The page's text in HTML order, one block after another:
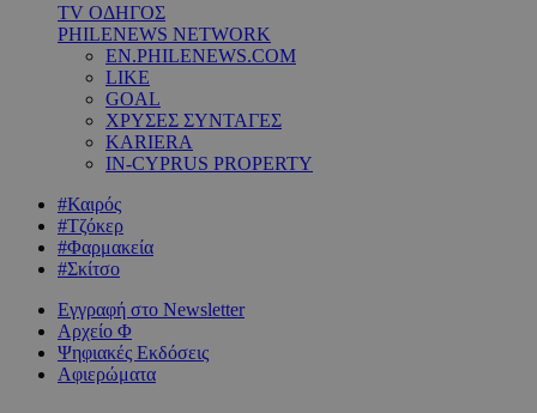
TV ΟΔΗΓΟΣ
PHILENEWS NETWORK
EN.PHILENEWS.COM
LIKE
GOAL
ΧΡΥΣΕΣ ΣΥΝΤΑΓΕΣ
KARIERA
IN-CYPRUS PROPERTY
#Καιρός
#Τζόκερ
#Φαρμακεία
#Σκίτσο
Εγγραφή στο Newsletter
Αρχείο Φ
Ψηφιακές Εκδόσεις
Αφιερώματα